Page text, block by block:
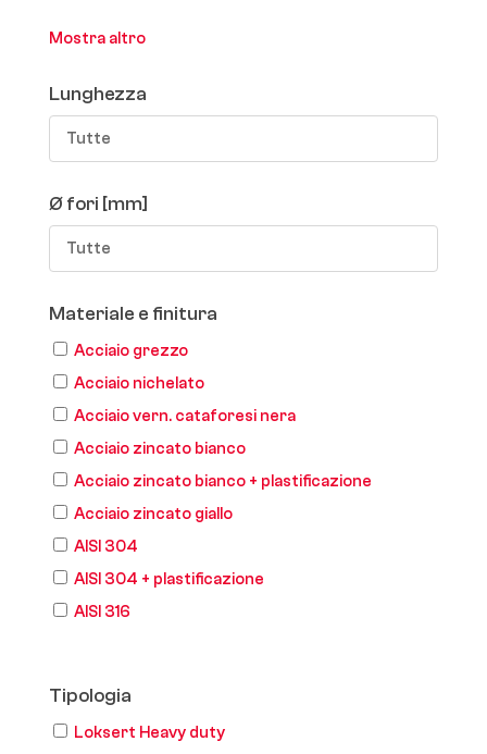
Mostra altro
Lunghezza
Tutte
Ø fori [mm]
Tutte
Materiale e finitura
Acciaio grezzo
Acciaio nichelato
Acciaio vern. cataforesi nera
Acciaio zincato bianco
Acciaio zincato bianco + plastificazione
Acciaio zincato giallo
AISI 304
AISI 304 + plastificazione
AISI 316
Tipologia
Loksert Heavy duty